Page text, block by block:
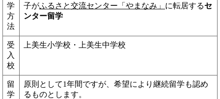
学
方
法
子がふるさと交流センター「やまなみ」 に転居するセ
ンター留学
受
入
校
上美生小学校・上美生中学校
留
学
原則として1年間ですが、希望により継続留学も認め
るものとします。